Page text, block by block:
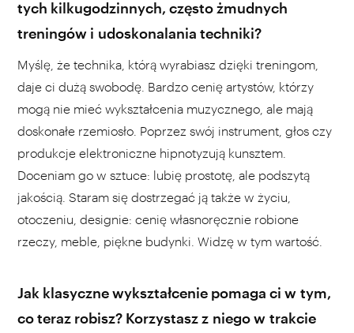
tych kilkugodzinnych, często żmudnych
treningów i udoskonalania techniki?
Myślę, że technika, którą wyrabiasz dzięki treningom,
daje ci dużą swobodę. Bardzo cenię artystów, którzy
mogą nie mieć wykształcenia muzycznego, ale mają
doskonałe rzemiosło. Poprzez swój instrument, głos czy
produkcje elektroniczne hipnotyzują kunsztem.
Doceniam go w sztuce: lubię prostotę, ale podszytą
jakością. Staram się dostrzegać ją także w życiu,
otoczeniu, designie: cenię własnoręcznie robione
rzeczy, meble, piękne budynki. Widzę w tym wartość.
Jak klasyczne wykształcenie pomaga ci w tym,
co teraz robisz? Korzystasz z niego w trakcie